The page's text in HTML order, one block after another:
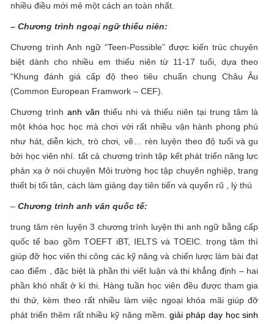
nhiều điều mới mẻ một cách an toàn nhất.
–Chương trình ngoại ngữ thiếu niên:
Chương trình Anh ngữ “Teen-Possible” được kiến trúc chuyên
biệt dành cho nhiều em thiếu niên từ 11-17 tuổi, dựa theo
“Khung đánh giá cấp độ theo tiêu chuẩn chung Châu Âu
(Common European Framwork – CEF).
Chương trìnhanh văn thiếu nhi và thiếu niên tại trung tâm là
một khóa học học mà chơi với rất nhiều vận hành phong phú
như hát, diễn kịch, trò chơi, vẽ… rèn luyện theo độ tuổi và gu
bởi học viên nhí. tất cả chương trình tập kết phát triển năng lực
phản xạ ở nói chuyện Môi trường học tập chuyên nghiệp, trang
thiết bị tối tân, cách làm giảng dạy tiên tiến và quyến rũ , lý thú
–Chương trình anh văn quốc tế:
trung tâm rèn luyện 3 chương trình luyện thi anh ngữ bằng cấp
quốc tế bao gồm TOEFT iBT, IELTS và TOEIC. trọng tâm thì
giúp đỡ học viên thi công các kỹ năng và chiến lược làm bài đạt
cao điểm , đặc biệt là phần thi viết luận và thi khẳng định – hai
phần khó nhất ở kì thi. Hàng tuần học viên đều được tham gia
thi thử, kèm theo rất nhiều làm việc ngoại khóa mãi giúp đỡ
phát triển thêm rất nhiều kỹ năng mềm.giải pháp dạy học sinh